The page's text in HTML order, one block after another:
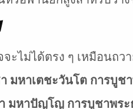
ะไม่ได้ตรง ๆ เหมือนถ
มหาเตชะวันโต การบูช
มหาปัญโญ การบูชาพร